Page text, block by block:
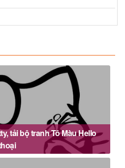
tải bộ tranh Tô Màu Hello